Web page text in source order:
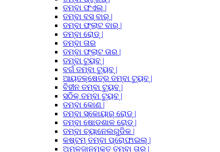
ତମ୍ବା ଫଏଲ୍ |
ତମ୍ବା ବସ୍ ବାର୍ |
ତମ୍ବା ଫ୍ଲାଟ ବାର୍ |
ତମ୍ବା ରୋଡ୍ |
ତମ୍ବା ତାର
ତମ୍ବା ଫ୍ଲାଟ ତାର |
ତମ୍ବା ଟ୍ୟୁବ୍ |
ବର୍ଗ ତମ୍ବା ଟ୍ୟୁବ୍ |
ଆୟତକ୍ଷେତ୍ର ତମ୍ବା ଟ୍ୟୁବ୍ |
ବିହୀନ ତମ୍ବା ଟ୍ୟୁବ୍ |
ସଠିକ୍ ତମ୍ବା ଟ୍ୟୁବ୍ |
ତମ୍ବା କୋଣ |
ତମ୍ବା ସ୍କୋୟାର୍ ରୋଡ୍ |
ତମ୍ବା ଷୋଡଶାଳ ରୋଡ୍ |
ତମ୍ବା ଚ୍ୟାନେଲଗୁଡିକ |
କଷ୍ଟମ୍ ତମ୍ବା ପ୍ରୋଫାଇଲ୍ |
ଅମ୍ଳଜାନମୁକ୍ତ ତମ୍ବା ତାର |